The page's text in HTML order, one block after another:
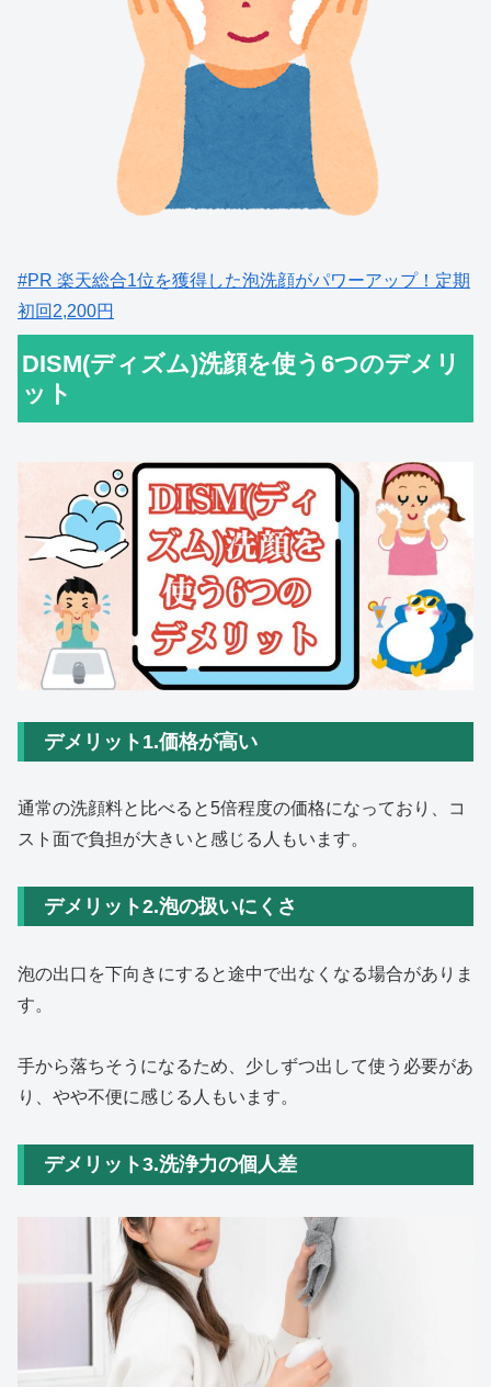
#PR 楽天総合1位を獲得した泡洗顔がパワーアップ！定期
初回2,200円
DISM(ディズム)洗顔を使う6つのデメリ
ット
デメリット1.価格が高い
通常の洗顔料と比べると5倍程度の価格になっており、コ
スト面で負担が大きいと感じる人もいます。
デメリット2.泡の扱いにくさ
泡の出口を下向きにすると途中で出なくなる場合がありま
す。
手から落ちそうになるため、少しずつ出して使う必要があ
り、やや不便に感じる人もいます。
デメリット3.洗浄力の個人差